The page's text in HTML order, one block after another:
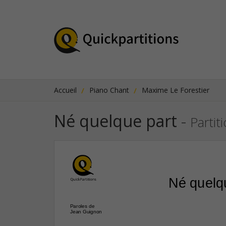
Accueil Piano Chant Maxime Le Forestier
Né quelque part -
Paroles de
Jean Guignon
Né